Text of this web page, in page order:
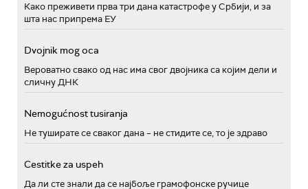
Како преживети прва три дана катастрофе у Србији, и за
шта нас припрема ЕУ
Dvojnik mog oca
Вероватно свако од нас има свог двојника са којим дели и
сличну ДНК
Nemogućnost tusiranja
Не туширате се сваког дана – не стидите се, то је здраво
Cestitke za uspeh
Да ли сте знали да се најбоље грамофонске ручице